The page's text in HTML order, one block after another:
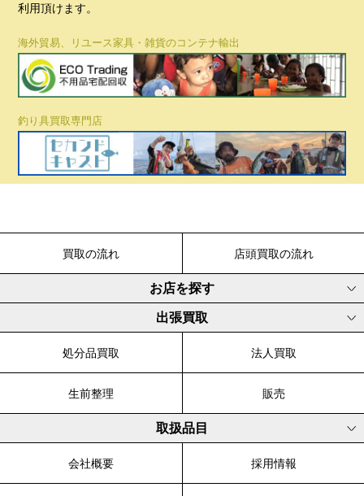
利用頂けます。
海外貿易、リユース家具・雑貨のコンテナ輸出
釣り具買取専門店
買取の流れ 店頭買取の流れ
お店を探す
出張買取
処分品買取 法人買取
生前整理 販売
取扱品目
会社概要 採用情報